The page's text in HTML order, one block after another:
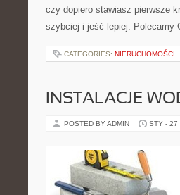
czy dopiero stawiasz pierwsze
szybciej i jeść lepiej. Polecamy
CATEGORIES: NIERUCHOMOŚCI
INSTALACJE
POSTED BY ADMIN STY - 27